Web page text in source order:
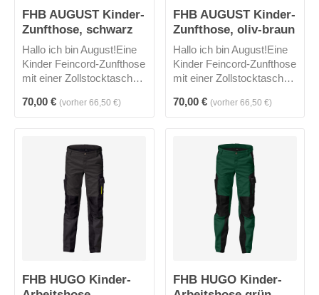
FHB AUGUST Kinder-
Zunfthose, schwarz
Hallo ich bin August!Eine
Kinder Feincord-Zunfthose
mit einer Zollstocktasche,
Kunstlederpaspelierung-
ganz wie bei den Großen
Regulärer Preis:
70,00 € (vorher 66,50 €)
FHB AUGUST Kinder-
Zunfthose, oliv-braun
Hallo ich bin August!Eine
Kinder Feincord-Zunfthose
mit einer Zollstocktasche,
Kunstlederpaspelierung-
ganz wie bei den Großen
Regulärer Preis:
70,00 € (vorher 66,50 €)
FHB HUGO Kinder-
FHB HUGO Kinder-